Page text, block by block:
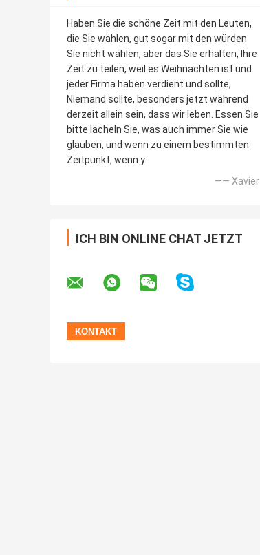
Haben Sie die schöne Zeit mit den Leuten,
die Sie wählen, gut sogar mit den würden
Sie nicht wählen, aber das Sie erhalten, Ihre
Zeit zu teilen, weil es Weihnachten ist und
jeder Firma haben verdient und sollte,
Niemand sollte, besonders jetzt während
derzeit allein sein, dass wir leben. Essen Sie
bitte lächeln Sie, was auch immer Sie wie
glauben, und wenn zu einem bestimmten
Zeitpunkt, wenn y
—— Xavier
ICH BIN ONLINE CHAT JETZT